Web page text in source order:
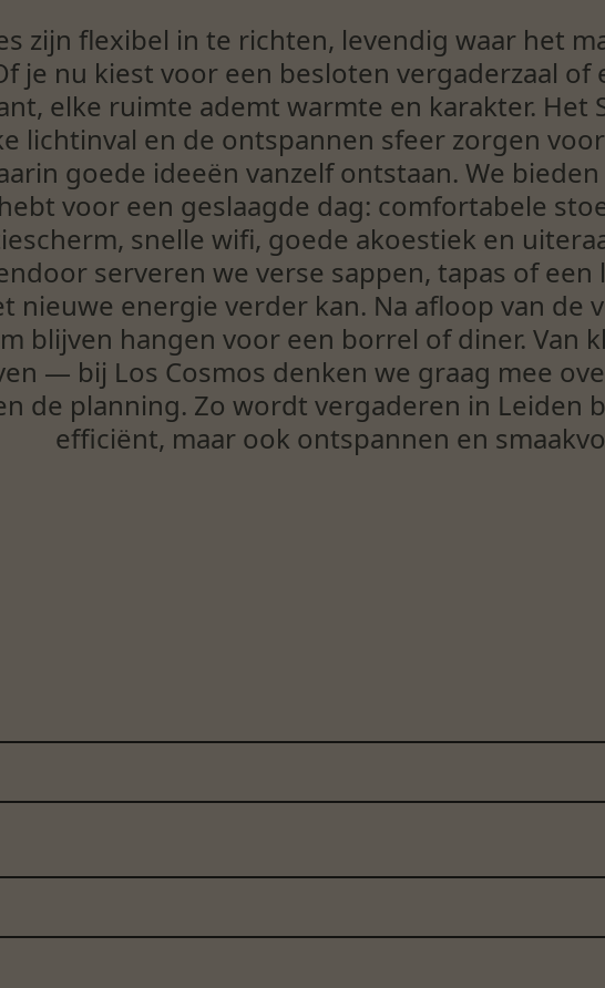
zijn flexibel in te richten, levendig waar het
je nu kiest voor een besloten vergaderzaal of
elke ruimte ademt warmte en karakter. Het
lichtinval en de ontspannen sfeer zorgen
goede ideeën vanzelf ontstaan. We
voor een geslaagde dag: comfortabele
snelle wifi, goede akoestiek en
serveren we verse sappen, tapas of
nieuwe energie verder kan. Na afloop van de
blijven hangen voor een borrel of diner. Van
— bij Los Cosmos denken we graag mee
de planning. Zo wordt vergaderen in Leiden
efficiënt, maar ook ontspannen en